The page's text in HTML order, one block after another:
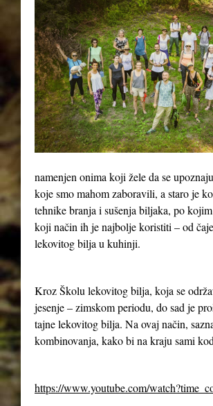
namenjen onima koji žele da se
koje smo mahom zaboravili, a staro je
tehnike branja i sušenja biljaka, po
koji način ih je najbolje koristiti – od
lekovitog bilja u kuhinji.
Kroz Školu lekovitog bilja, koja se
jesenje – zimskom periodu, do sad je
tajne lekovitog bilja. Na ovaj način,
kombinovanja, kako bi na kraju sami
https://www.youtube.com/